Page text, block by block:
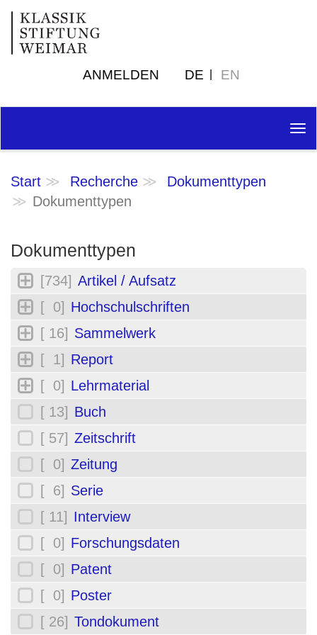
ANMELDEN DE EN
Start Recherche
Dokumenttypen
Dokumenttypen
Dokumenttypen
[734] Artikel / Aufsatz
[ 0] Hochschulschriften
[ 16] Sammelwerk
[ 1] Report
[ 0] Lehrmaterial
[ 13] Buch
[ 57] Zeitschrift
[ 0] Zeitung
[ 6] Serie
[ 11] Interview
[ 0] Forschungsdaten
[ 0] Patent
[ 0] Poster
[ 26] Tondokument